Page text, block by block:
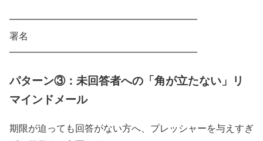
━━━━━━━━━━━━━━━━━━━━
署名
━━━━━━━━━━━━━━━━━━━━
パターン③：未回答者への「角が立たない」リ
マインドメール
期限が迫っても回答がない方へ、プレッシャーを与えすぎ